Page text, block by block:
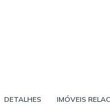
DETALHES IMÓVEIS